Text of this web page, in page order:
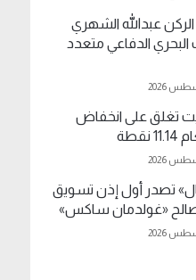
الركن عبدالله الشهري
البحري الدفاعي متعدد
تغلق على انخفاض
تصدر أول إذن تسويق
«غولدمان ساكس»